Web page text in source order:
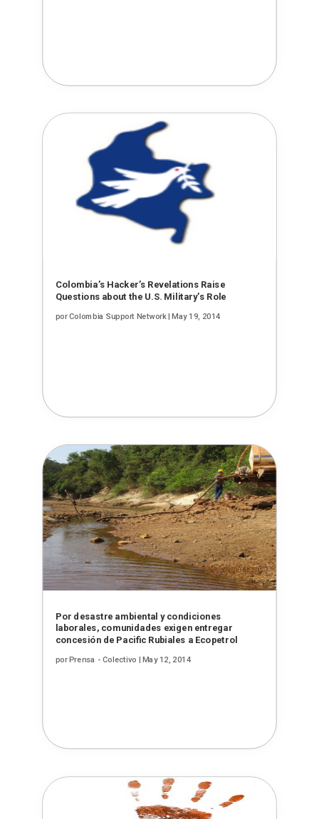
Colombia’s Hacker’s Revelations Raise
Questions about the U.S. Military’s Role
porColombia Support Network|May 19, 2014
Por desastre ambiental y condiciones
laborales, comunidades exigen entregar
concesión de Pacific Rubiales a Ecopetrol
por Prensa - Colectivo May 12, 2014